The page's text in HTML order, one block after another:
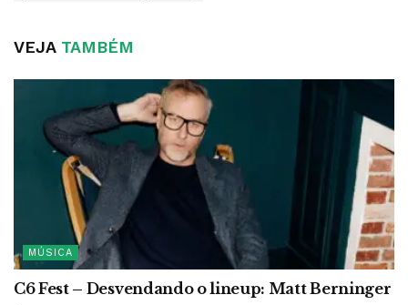
VEJATAMBÉM
MÚSICA
C6 Fest – Desvendando o lineup: Matt Berninger